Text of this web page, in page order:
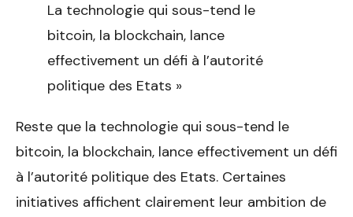
La technologie qui sous-tend le
bitcoin, la blockchain, lance
effectivement un défi à l’autorité
politique des Etats »
Reste que la technologie qui sous-tend le
bitcoin, la blockchain, lance effectivement un défi
à l’autorité politique des Etats. Certaines
initiatives affichent clairement leur ambition de